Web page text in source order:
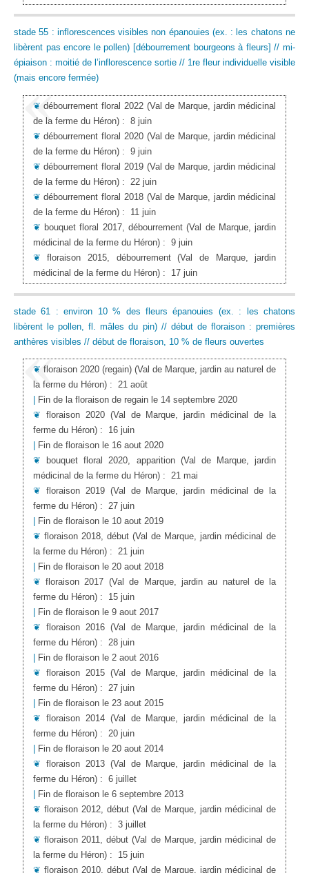
stade 55 : inflorescences visibles non épanouies (ex. : les chatons ne
libèrent pas encore le pollen) [débourrement bourgeons à fleurs] // mi-
épiaison : moitié de l’inflorescence sortie // 1re fleur individuelle visible
(mais encore fermée)
❦débourrement floral 2022 (Val de Marque, jardin médicinal
de la ferme du Héron): 8 juin
❦débourrement floral 2020 (Val de Marque, jardin médicinal
de la ferme du Héron): 9 juin
❦débourrement floral 2019 (Val de Marque, jardin médicinal
de la ferme du Héron): 22 juin
❦débourrement floral 2018 (Val de Marque, jardin médicinal
de la ferme du Héron): 11 juin
❦bouquet floral 2017, débourrement (Val de Marque, jardin
médicinal de la ferme du Héron): 9 juin
❦floraison 2015, débourrement
(Val de Marque, jardin
médicinal de la ferme du Héron): 17 juin
stade 61 : environ 10 % des fleurs épanouies (ex. : les chatons
libèrent le pollen, fl. mâles du pin) // début de floraison : premières
anthères visibles // début de floraison, 10 % de fleurs ouvertes
❦ floraison 2020 (regain) (Val de Marque, jardin au naturel de
la ferme du Héron): 21 août
Fin de la floraison de regain le 14 septembre 2020
❦ floraison 2020 (Val de Marque, jardin médicinal de la
ferme du Héron): 16 juin
Fin de floraison le 16 aout 2020
❦
bouquet floral 2020, apparition (Val de Marque, jardin
médicinal de la ferme du Héron): 21 mai
❦ floraison 2019 (Val de Marque, jardin médicinal de la
ferme du Héron): 27 juin
Fin de floraison le 10 aout 2019
❦ floraison 2018, début (Val de Marque, jardin médicinal de
la ferme du Héron): 21 juin
Fin de floraison le 20 aout 2018
❦floraison 2017 (Val de Marque, jardin au naturel de la
ferme du Héron): 15 juin
Fin de floraison le 9 aout 2017
❦ floraison 2016 (Val de Marque, jardin médicinal de la
ferme du Héron): 28 juin
Fin de floraison le 2 aout 2016
❦ floraison 2015 (Val de Marque, jardin médicinal de la
ferme du Héron): 27 juin
Fin de floraison le 23 aout 2015
❦ floraison 2014 (Val de Marque, jardin médicinal de la
ferme du Héron): 20 juin
Fin de floraison le 20 aout 2014
❦ floraison 2013 (Val de Marque, jardin médicinal de la
ferme du Héron): 6 juillet
Fin de floraison le 6 septembre 2013
❦ floraison 2012, début (Val de Marque, jardin médicinal de
la ferme du Héron): 3 juillet
❦ floraison 2011, début (Val de Marque, jardin médicinal de
la ferme du Héron): 15 juin
❦ floraison 2010, début (Val de Marque, jardin médicinal de